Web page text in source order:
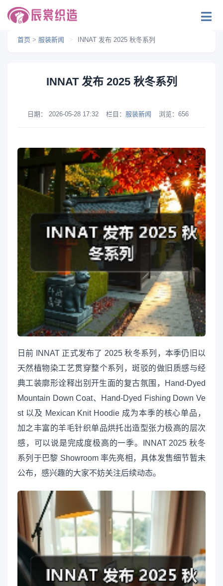
首页 > 服装新闻 > INNAT 发布 2025 秋冬系列
INNAT 发布 2025 秋冬系列
日期： 2026-05-28 17:32 栏目： 服装新闻 浏览： 656
日前 INNAT 正式发布了 2025 秋冬系列，本季仍旧以
天然植物染工艺贯穿整个系列，斑驳的做旧质感与经
典工装廓形诠释出别开生面的复古氛围，Hand-Dyed
Mountain Down Coat、Hand-Dyed Fishing Down Ve
st 以及 Mexican Knit Hoodie 成为本季的核心单品，
加之丰富的羊毛针织单品烘托出造型张力极高的层次
感，可以说是完成度极高的一季。INNAT 2025 秋冬
系列于巴黎 Showroom 率先亮相，具体发售细节暂未
公布，感兴趣的大家不妨关注后续动态。